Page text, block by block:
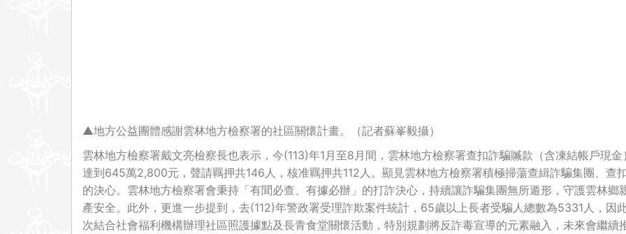
▲地方公益團體感謝雲林地方檢察署的社區關懷計畫。（記者蘇峯毅攝）
雲林地方檢察署戴文亮檢察長也表示，今(113)年1月至8月間，雲林地方檢察署查扣詐騙贓款（含凍結帳戶現金
達到645萬2,800元，聲請羈押共146人，核准羈押共112人。顯見雲林地方檢察署積極掃蕩查緝詐騙集團、查
的決心。雲林地方檢察署會秉持「有聞必查、有據必辦」的打詐決心，持續讓詐騙集團無所遁形，守護雲林鄉
產安全。此外，更進一步提到，去(112)年警政署受理詐欺案件統計，65歲以上長者受騙人總數為5331人，因
次結合社會福利機構辦理社區照護據點及長青食堂關懷活動，特別規劃將反詐毒宣導的元素融入，未來會繼續